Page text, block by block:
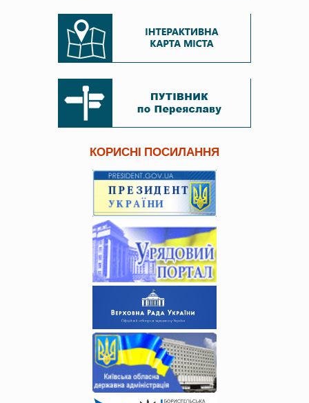
КОРИСНІ ПОСИЛАННЯ